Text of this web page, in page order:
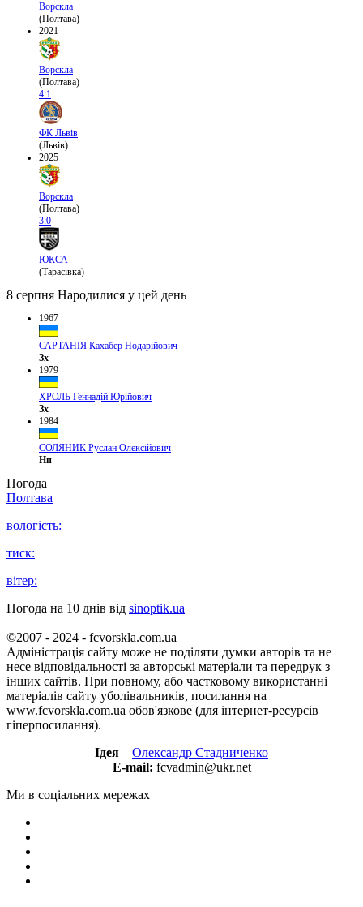
Ворскла
(Полтава)
2021
Ворскла
(Полтава)
4:1
ФК Львів
(Львів)
2025
Ворскла
(Полтава)
3:0
ЮКСА
(Тарасівка)
8 серпня Народилися у цей день
1967
САРТАНІЯ Кахабер Нодарійович
Зх
1979
ХРОЛЬ Геннадій Юрійович
Зх
1984
СОЛЯНИК Руслан Олексійович
Нп
Погода
Полтава
вологість:
тиск:
вітер:
Погода на 10 днів від sinoptik.ua
©2007 - 2024 - fcvorskla.com.ua
Адміністрація сайту може не поділяти думки авторів та не
несе відповідальності за авторські матеріали та передрук з
інших сайтів. При повному, або частковому використанні
матеріалів сайту уболівальників, посилання на
www.fcvorskla.com.ua обов'язкове (для інтернет-ресурсів
гіперпосилання).
Ідея – Олександр Стадниченко
E-mail: fcvadmin@ukr.net
Ми в соціальних мережах